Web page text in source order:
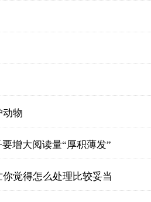
动物
增大阅读量“厚积薄发”
觉得怎么处理比较妥当